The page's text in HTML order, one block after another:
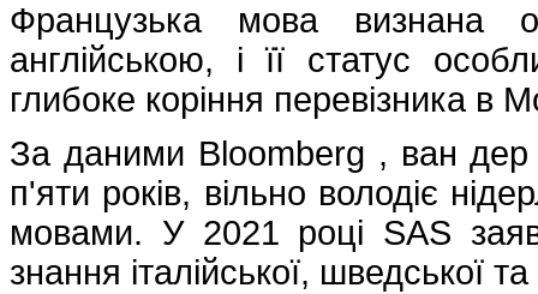
Французька мова визнана
англійською, і її статус
глибоке коріння перевізника в
За даними Bloomberg , ван
п'яти років, вільно володіє
мовами. У 2021 році SAS
знання італійської, шведської